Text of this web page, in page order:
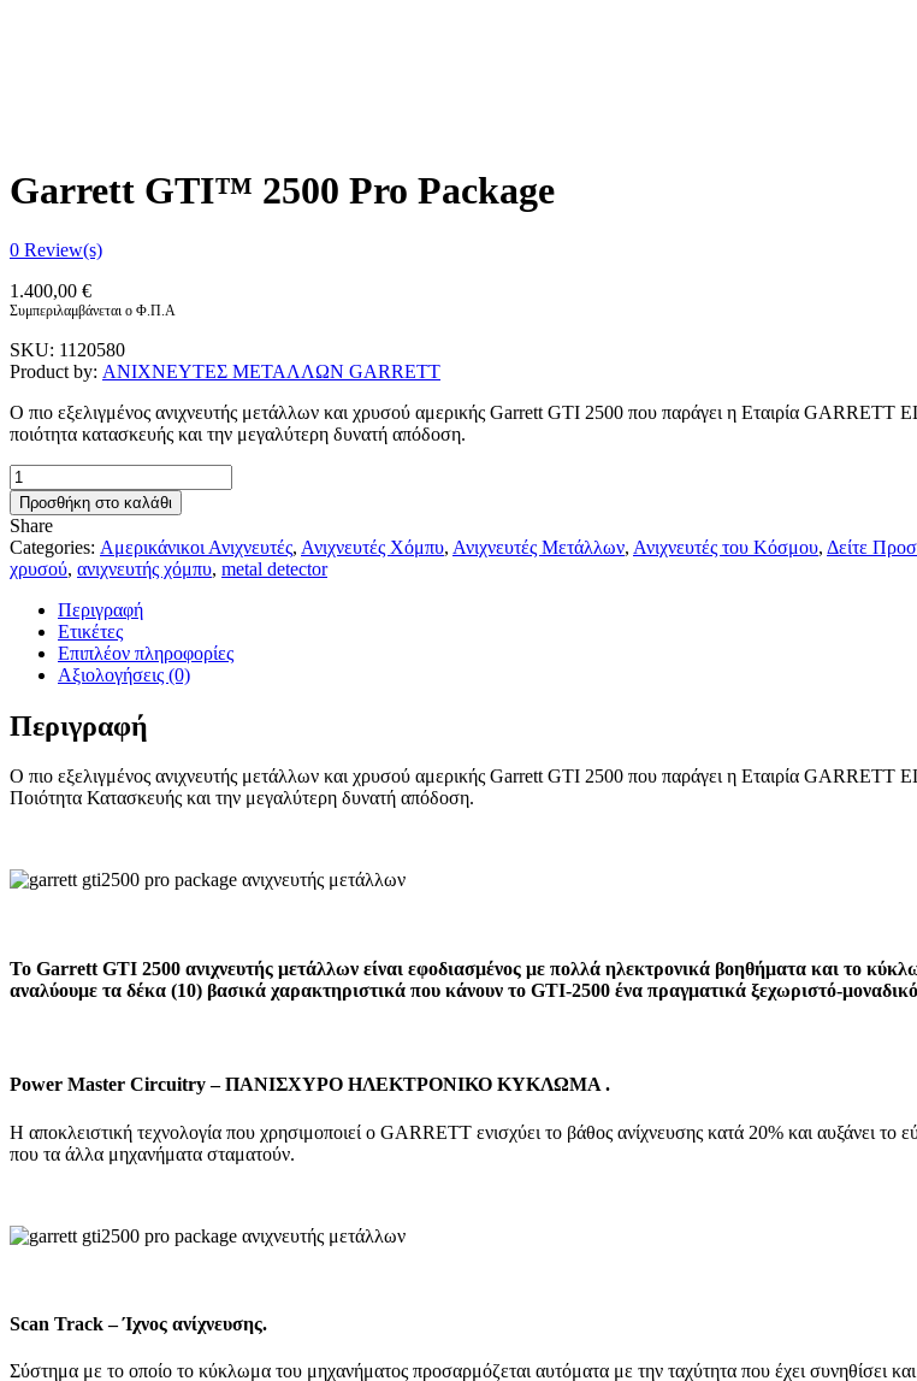
Garrett GTI™ 2500 Pro Package
0 Review(s)
1.400,00 €
Συμπεριλαμβάνεται ο Φ.Π.Α
SKU: 1120580
Product by: ΑΝΙΧΝΕΥΤΕΣ ΜΕΤΑΛΛΩΝ GARRETT
Ο πιο εξελιγμένος ανιχνευτής μετάλλων και χρυσού αμερικής Garrett GTI 2500 που παράγει η Εταιρία GARRETT
ποιότητα κατασκευής και την μεγαλύτερη δυνατή απόδοση.
Garrett
GTI™
2500
Pro
Package
ποσότητα
Προσθήκη στο καλάθι
Share
Categories: Αμερικάνικοι Ανιχνευτές, Ανιχνευτές Χόμπυ, Ανιχνευτές Μετάλλων, Ανιχνευτές του Κόσμου, Δείτε
χρυσού, ανιχνευτής χόμπυ, metal detector
Περιγραφή
Ετικέτες
Επιπλέον πληροφορίες
Αξιολογήσεις (0)
Περιγραφή
Ο πιο εξελιγμένος ανιχνευτής μετάλλων και χρυσού αμερικής Garrett GTI 2500 που παράγει η Εταιρία GARRETT
Ποιότητα Κατασκευής και την μεγαλύτερη δυνατή απόδοση.
Το Garrett GTI 2500 ανιχνευτής μετάλλων είναι εφοδιασμένος με πολλά ηλεκτρονικά βοηθήματα και το
αναλύουμε τα δέκα (10) βασικά χαρακτηριστικά που κάνουν το GTI-2500 ένα πραγματικά ξεχωριστό-
Power Master Circuitry – ΠΑΝΙΣΧΥΡΟ ΗΛΕΚΤΡΟΝΙΚΟ ΚΥΚΛΩΜΑ .
Η αποκλειστική τεχνολογία που χρησιμοποιεί ο GARRETT ενισχύει το βάθος ανίχνευσης κατά 20% και αυξάνει το
που τα άλλα μηχανήματα σταματούν.
Scan Track – Ίχνος ανίχνευσης.
Σύστημα με το οποίο το κύκλωμα του μηχανήματος προσαρμόζεται αυτόματα με την ταχύτητα που έχει συνηθίσει